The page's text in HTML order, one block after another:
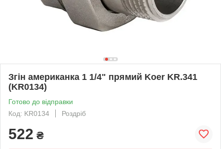
Згін американка 1 1/4" прямий Koer KR.341
(KR0134)
Готово до відправки
Код: KR0134
Роздріб
522 ₴